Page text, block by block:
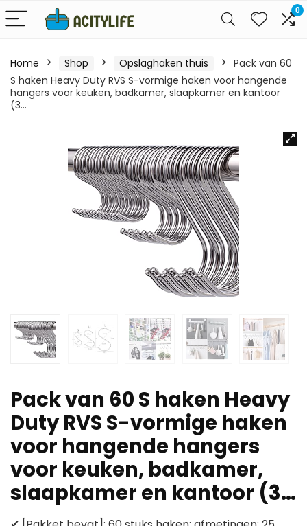
0
Home Shop Opslaghaken thuis
Pack van 60
S haken Heavy Duty RVS S-vormige haken voor hangende
hangers voor keuken, badkamer, slaapkamer en kantoor
(3…
Pack van 60 S haken Heavy
Duty RVS S-vormige haken
voor hangende hangers
voor keuken, badkamer,
slaapkamer en kantoor (3…